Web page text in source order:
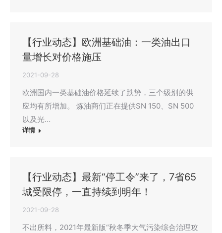
【行业动态】欧洲基础油：一类油出口
量增长对价格施压
2021-09-28
欧洲国内一类基础油价格延续了跌势，三个级别的供
应均有所增加。 炼油商们正在提供SN 150、SN 500
以及光…
详情
【行业动态】最新“停工令”来了，7省65
城受限停，一直持续到明年！
2021-09-28
不出所料，2021年最新版“秋冬季大气污染综合治理攻